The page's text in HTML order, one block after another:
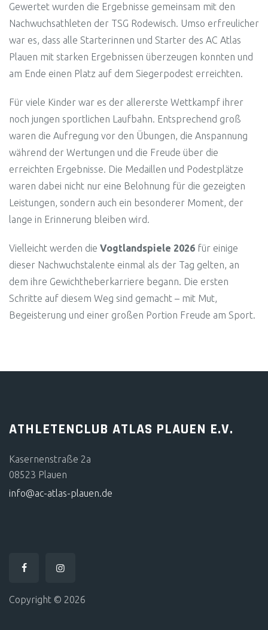
Gewertet wurden die Ergebnisse gemeinsam mit den
Nachwuchsathleten der TSG Rodewisch. Umso erfreulicher
war es, dass alle Starterinnen und Starter des AC Atlas
Plauen mit starken Ergebnissen überzeugen konnten und
am Ende einen Platz auf dem Siegerpodest erreichten.
Für viele Kinder war es der allererste Wettkampf ihrer
noch jungen sportlichen Laufbahn. Entsprechend groß
waren die Aufregung vor den Übungen, die Anspannung
während der Wertungen und die Freude über die
erreichten Ergebnisse. Die Medaillen und Podestplätze
waren dabei nicht nur eine Belohnung für die gezeigten
Leistungen, sondern auch ein besonderer Moment, der
lange in Erinnerung bleiben wird.
Vielleicht werden die Vogtlandspiele 2026 für einige
dieser Nachwuchstalente einmal als der Tag gelten, an
dem ihre Gewichtheberkarriere begann. Die ersten
Schritte auf diesem Weg sind gemacht – mit Mut,
Begeisterung und einer großen Portion Freude am Sport.
ATHLETENCLUB ATLAS PLAUEN E.V.
Kasernenstraße 2a
08523 Plauen
info@ac-atlas-plauen.de
Copyright © 2026